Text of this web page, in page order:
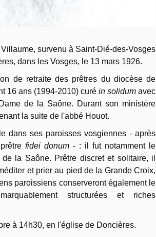
survenu à Saint-Dié-des-Vosges
dans les Vosges, le 13 mars 1926.
de retraite des prêtres du diocèse de
16 ans (1994-2010) curé in solidumavec
de la Saône. Durant son ministère
la suite de l'abbé Houot.
dans ses paroisses vosgiennes - après
fidei donum - : il fut notamment le
la Saône. Prêtre discret et solitaire, il
et prier au pied de la Grande Croix,
paroissiens conserveront également le
structurées et riches
à 14h30, en l'église de Doncières.